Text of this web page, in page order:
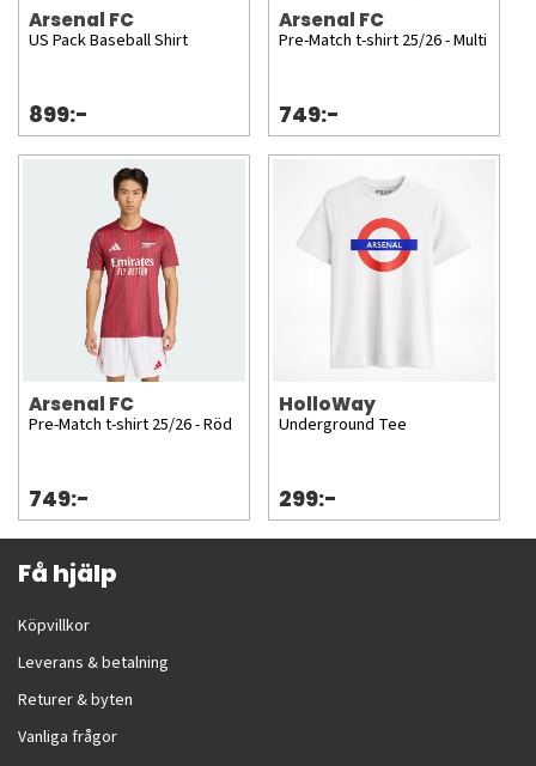
Arsenal FC
US Pack Baseball Shirt
899:-
Arsenal FC
Pre-Match t-shirt 25/26 - Multi
749:-
Arsenal FC
Pre-Match t-shirt 25/26 - Röd
749:-
HolloWay
Underground Tee
299:-
Få hjälp
Köpvillkor
Leverans & betalning
Returer & byten
Vanliga frågor